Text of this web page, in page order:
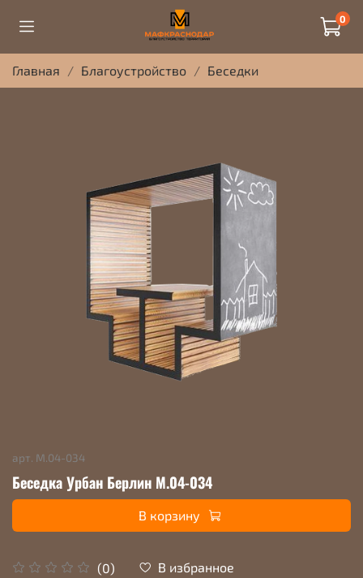
0
Главная Благоустройство Беседки
арт. М.04-034
Беседка Урбан Берлин М.04-034
(0) В избранное
В корзину